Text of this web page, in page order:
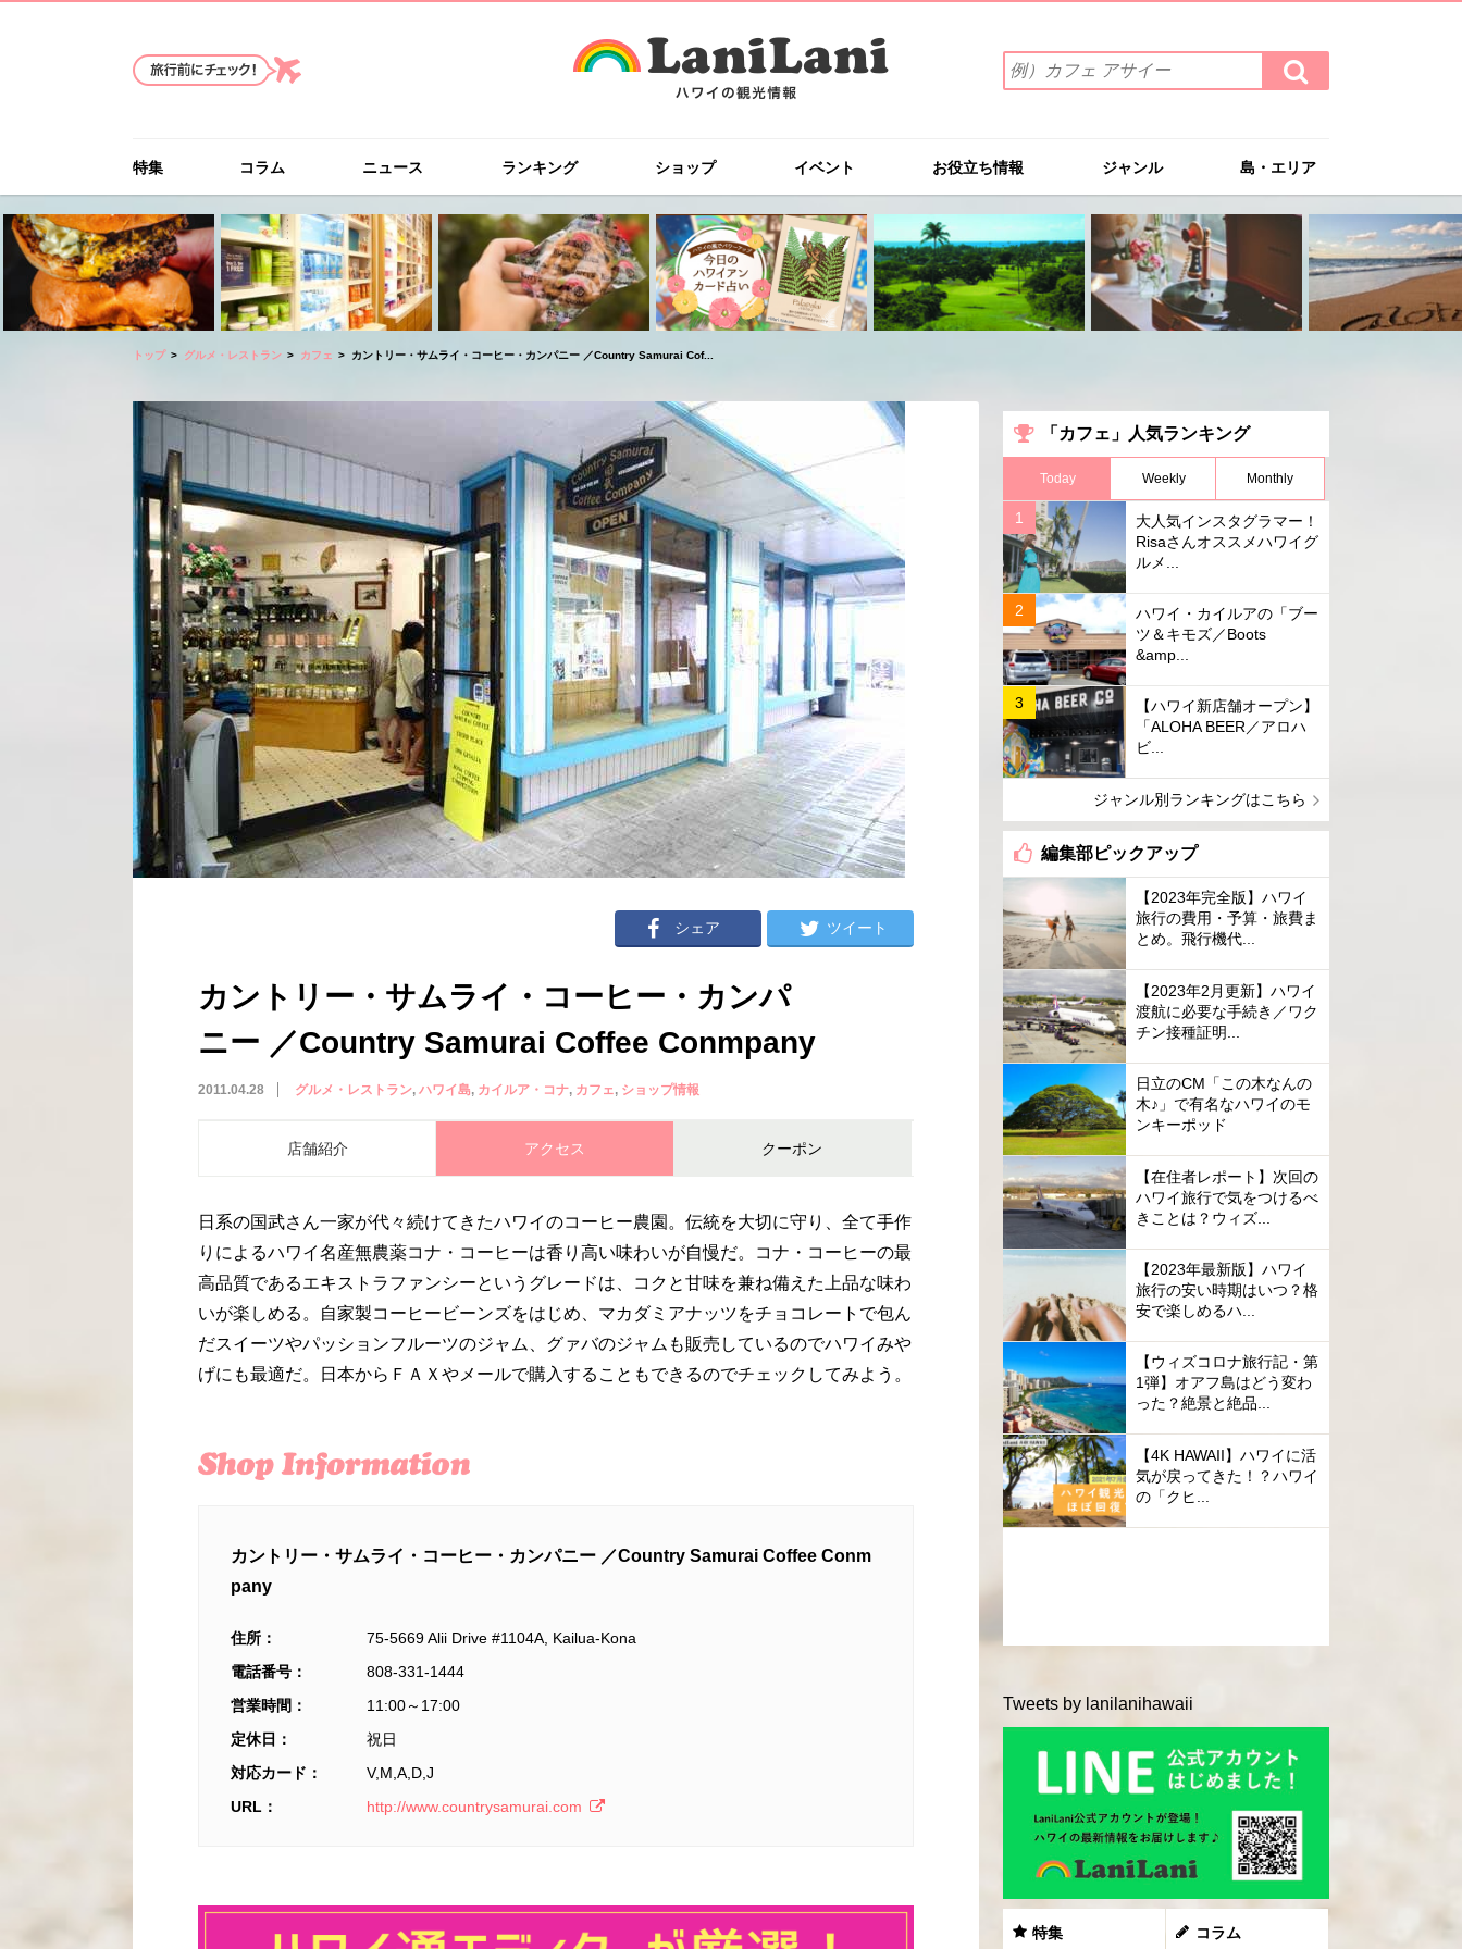
索
ワ
を
入
力
(例）
カ
フ
ェ
イ
ー
検
索
す
特集 コラム ニュース ランキング ショップ イベント お役立ち情報 ジャンル 島・エリア
トップ グルメ・レストラン カフェ カントリー・サムライ・コーヒー・カンパニー ／Country Samurai Cof...
シェア ツイート
カントリー・サムライ・コーヒー・カンパ
ニー ／Country Samurai Coffee Conmpany
2011.04.28 グルメ・レストラン ハワイ島 カイルア・コナ カフェ ショップ情報
店舗紹介 アクセス クーポン
日系の国武さん一家が代々続けてきたハワイのコーヒー農園。伝統を大切に守り、全て手作
りによるハワイ名産無農薬コナ・コーヒーは香り高い味わいが自慢だ。コナ・コーヒーの最
高品質であるエキストラファンシーというグレードは、コクと甘味を兼ね備えた上品な味わ
いが楽しめる。自家製コーヒービーンズをはじめ、マカダミアナッツをチョコレートで包ん
だスイーツやパッションフルーツのジャム、グァバのジャムも販売しているのでハワイみや
げにも最適だ。日本からＦＡＸやメールで購入することもできるのでチェックしてみよう。
カントリー・サムライ・コーヒー・カンパニー ／Country Samurai Coffee Conm
pany
住所：
75-5669 Alii Drive #1104A, Kailua-Kona
電話番号：
808-331-1444
営業時間：
11:00～17:00
定休日：
祝日
対応カード：
V,M,A,D,J
URL：
http://www.countrysamurai.com
「カフェ」人気ランキング
Today Weekly Monthly
大人気インスタグラマー！
Risaさんオススメハワイグ
ルメ...
ハワイ・カイルアの「ブー
ツ＆キモズ／Boots
&amp...
【ハワイ新店舗オープン】
「ALOHA BEER／アロハ
ビ...
ジャンル別ランキングはこちら
編集部ピックアップ
【2023年完全版】ハワイ
旅行の費用・予算・旅費ま
とめ。飛行機代...
【2023年2月更新】ハワイ
渡航に必要な手続き／ワク
チン接種証明...
日立のCM「この木なんの
木♪」で有名なハワイのモ
ンキーポッド
【在住者レポート】次回の
ハワイ旅行で気をつけるべ
きことは？ウィズ...
【2023年最新版】ハワイ
旅行の安い時期はいつ？格
安で楽しめるハ...
【ウィズコロナ旅行記・第
1弾】オアフ島はどう変わ
った？絶景と絶品...
【4K HAWAII】ハワイに活
気が戻ってきた！？ハワイ
の「クヒ...
Tweets by lanilanihawaii
特集 コラム